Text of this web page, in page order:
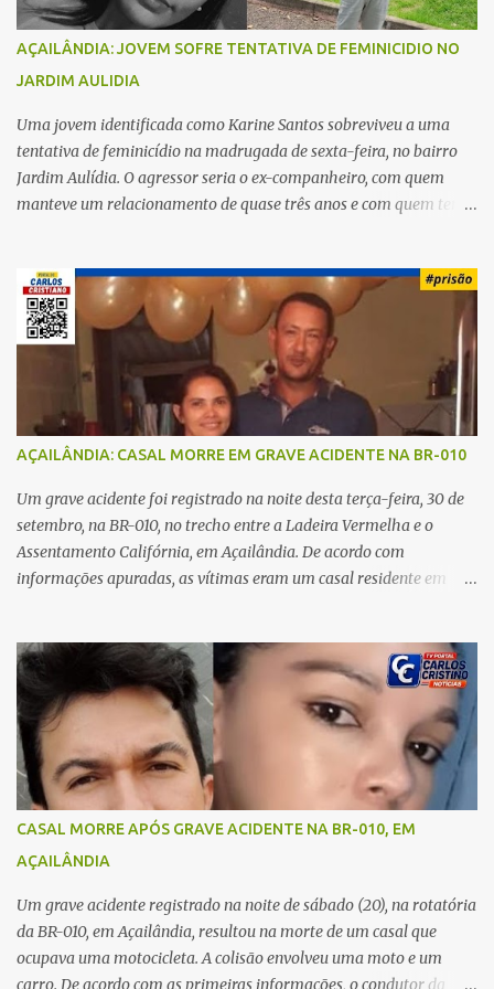
AÇAILÂNDIA: JOVEM SOFRE TENTATIVA DE FEMINICIDIO NO
JARDIM AULIDIA
Uma jovem identificada como Karine Santos sobreviveu a uma
tentativa de feminicídio na madrugada de sexta-feira, no bairro
Jardim Aulídia. O agressor seria o ex-companheiro, com quem
manteve um relacionamento de quase três anos e com quem tem
ela deixou claro que não queria. Naquela noite, a vítima recebeu o
convite de um amigo para ir a uma festa. Ao chegar ao local,
percebeu que o ex também estava presente, mas permaneceu
tranquila durante todo o evento. O ataque aconteceu quando
Karine retornava para casa, por volta das 5h40 da manhã.
“Quando cheguei, ele estava escondido. Assim que me viu, entrou
no carro e começou a me atacar com uma faca, atingindo também
o rapaz que estava comigo”, relatou. Após a agressão, Karine
recebeu atendimento médico e passa bem, estando fora de perigo.
A jovem também registrou boletim de ocorrência contra o ex-
companheiro. Mesm...
AÇAILÂNDIA: CASAL MORRE EM GRAVE ACIDENTE NA BR-010
Um grave acidente foi registrado na noite desta terça-feira, 30 de
setembro, na BR-010, no trecho entre a Ladeira Vermelha e o
Assentamento Califórnia, em Açailândia. De acordo com
informações apuradas, as vítimas eram um casal residente em
quando ocorreu a tragédia. O acidente envolveu uma motocicleta e
um caminhão caçamba. Com o impacto da colisão, o casal não
resistiu aos ferimentos e veio a óbito ainda no local. As vítimas
foram identificadas como Carmem Rejane e Ronaldo de Jesus.
Equipes de socorro foram acionadas, mas nada puderam fazer
além de constatar os óbitos. A Polícia Rodoviária Federal (PRF)
esteve no local para controlar o tráfego e coletar informações que
CASAL MORRE APÓS GRAVE ACIDENTE NA BR-010, EM
AÇAILÂNDIA
Um grave acidente registrado na noite de sábado (20), na rotatória
da BR-010, em Açailândia, resultou na morte de um casal que
ocupava uma motocicleta. A colisão envolveu uma moto e um
carro. De acordo com as primeiras informações, o condutor da